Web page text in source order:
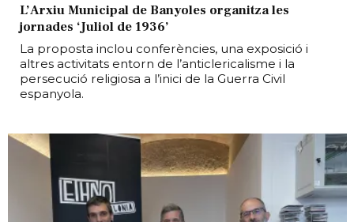
L’Arxiu Municipal de Banyoles organitza les
jornades ‘Juliol de 1936’
La proposta inclou conferències, una exposició i
altres activitats entorn de l’anticlericalisme i la
persecució religiosa a l’inici de la Guerra Civil
espanyola.